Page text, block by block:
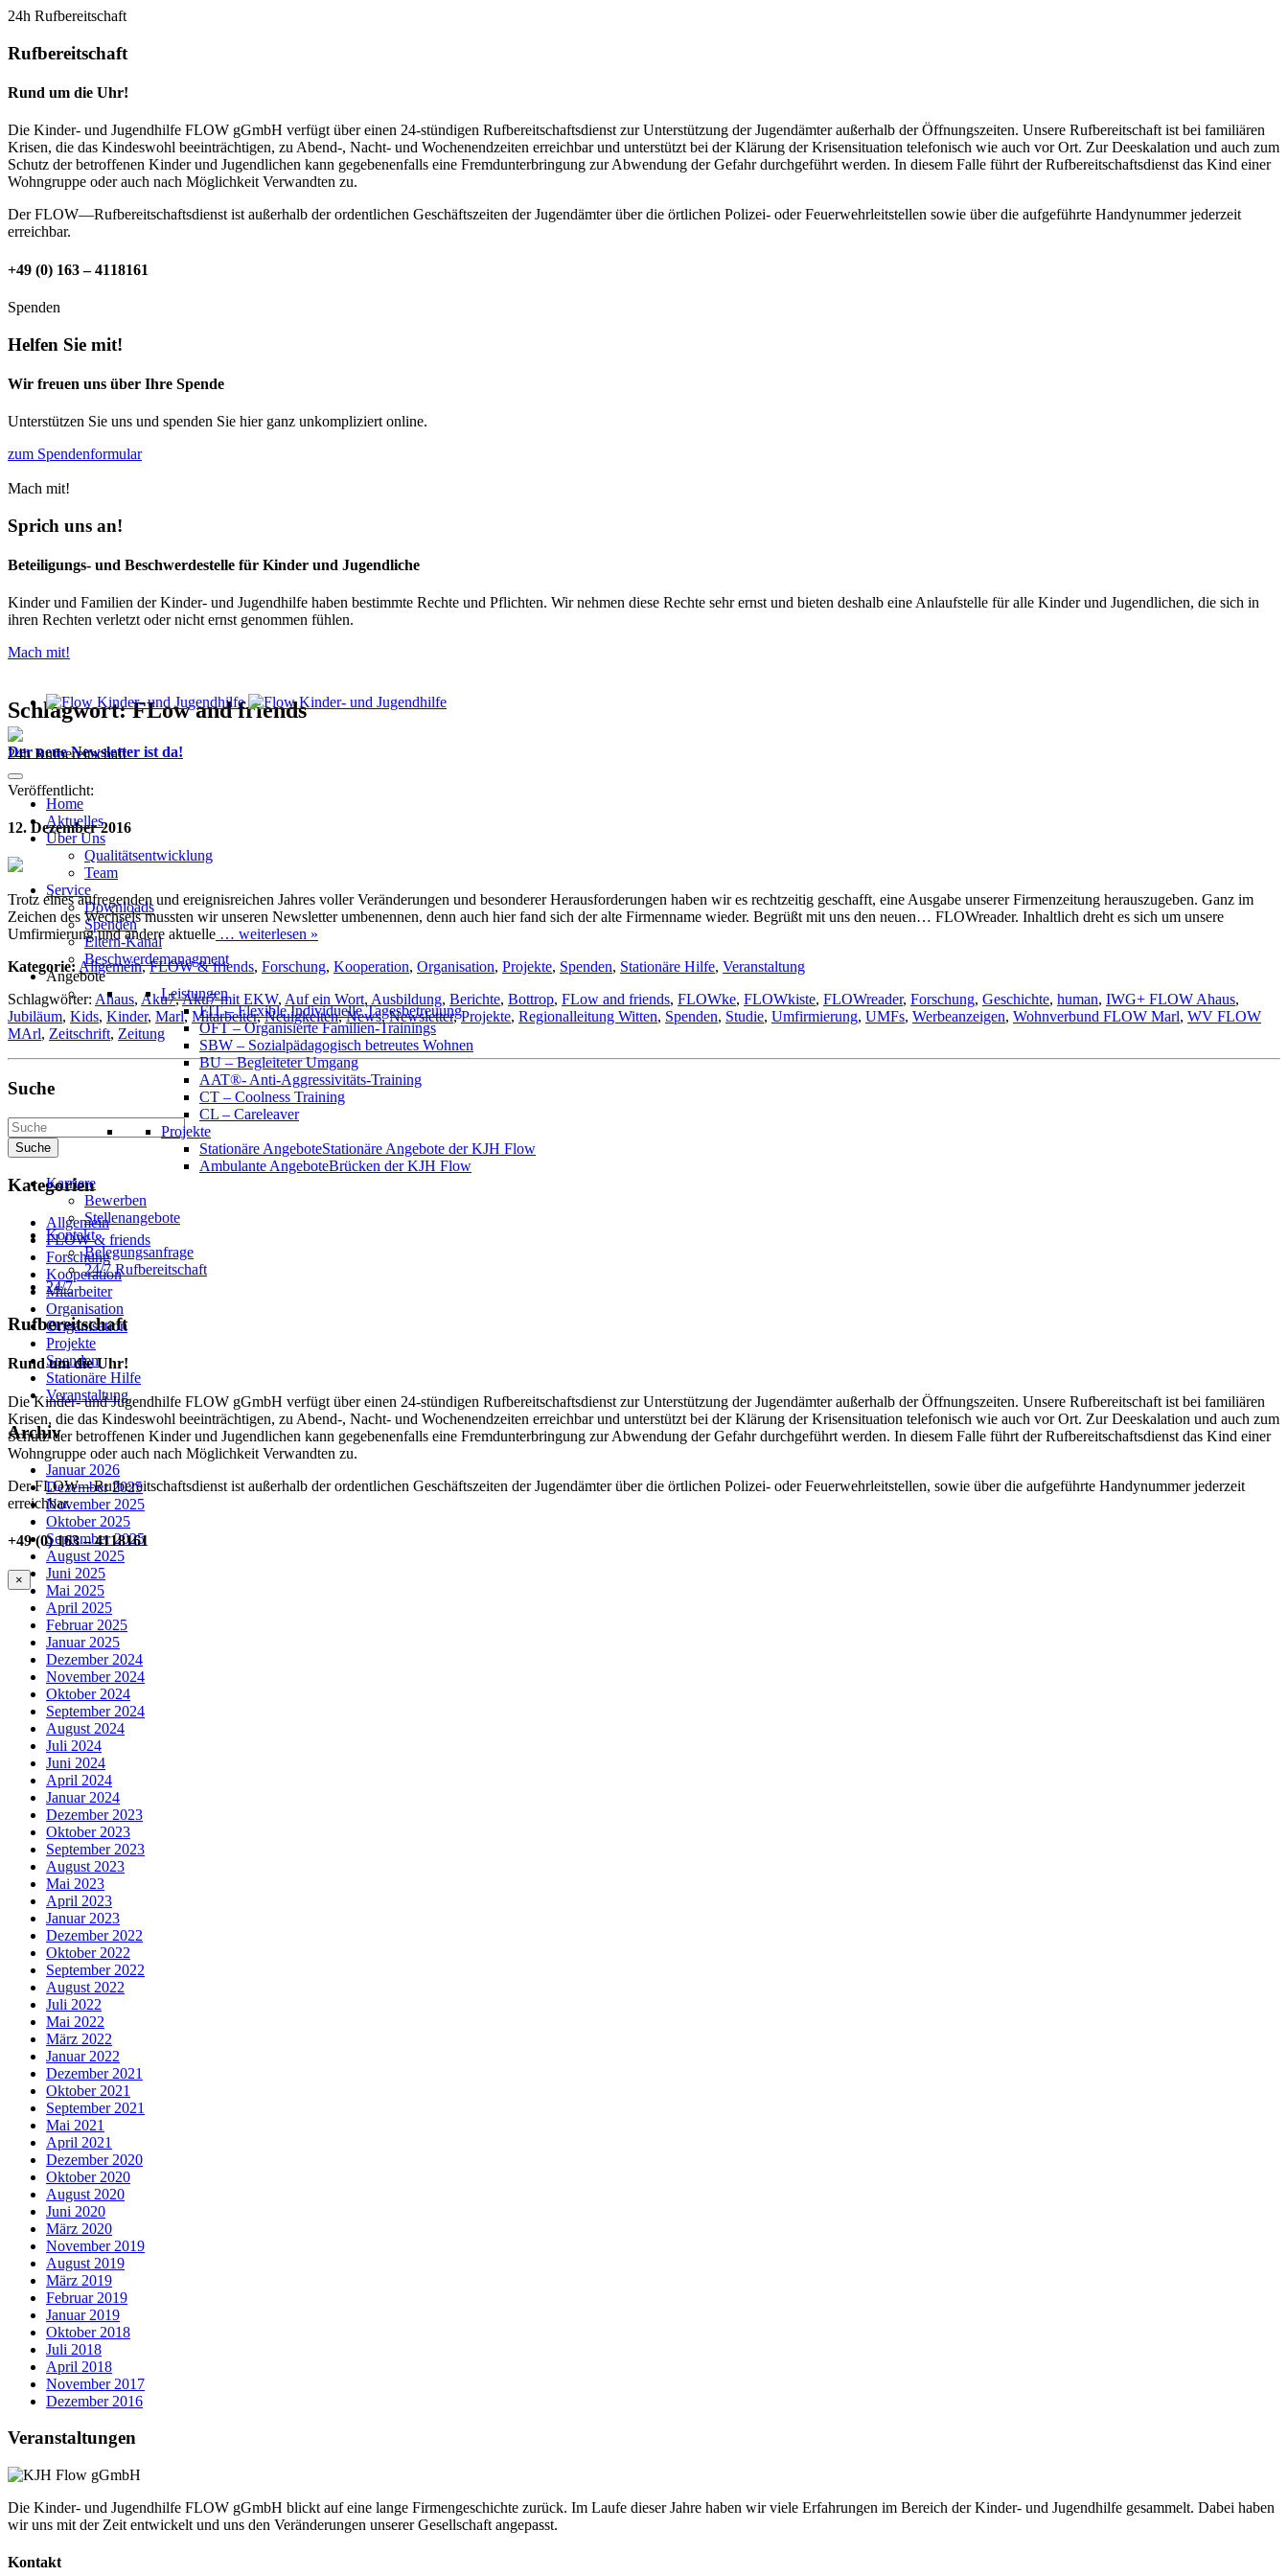
24h Rufbereitschaft
Rufbereitschaft
Rund um die Uhr!
Die Kinder- und Jugendhilfe FLOW gGmbH verfügt über einen 24-stündigen Rufbereitschaftsdienst zur Unterstützung der Jugendämter außerhalb der Öffnungszeiten. Unsere Rufbereitschaft ist bei familiären
Krisen, die das Kindeswohl beeinträchtigen, zu Abend-, Nacht- und Wochenendzeiten erreichbar und unterstützt bei der Klärung der Krisensituation telefonisch wie auch vor Ort. Zur Deeskalation und auch zum
Schutz der betroffenen Kinder und Jugendlichen kann gegebenenfalls eine Fremdunterbringung zur Abwendung der Gefahr durchgeführt werden. In diesem Falle führt der Rufbereitschaftsdienst das Kind einer
Wohngruppe oder auch nach Möglichkeit Verwandten zu.
Der FLOW—Rufbereitschaftsdienst ist außerhalb der ordentlichen Geschäftszeiten der Jugendämter über die örtlichen Polizei- oder Feuerwehrleitstellen sowie über die aufgeführte Handynummer jederzeit
erreichbar.
+49 (0) 163 – 4118161
Spenden
Helfen Sie mit!
Wir freuen uns über Ihre Spende
Unterstützen Sie uns und spenden Sie hier ganz unkompliziert online.
zum Spendenformular
Mach mit!
Sprich uns an!
Beteiligungs- und Beschwerdestelle für Kinder und Jugendliche
Kinder und Familien der Kinder- und Jugendhilfe haben bestimmte Rechte und Pflichten. Wir nehmen diese Rechte sehr ernst und bieten deshalb eine Anlaufstelle für alle Kinder und Jugendlichen, die sich in
ihren Rechten verletzt oder nicht ernst genommen fühlen.
Mach mit!
24h Rufbereitschaft
Home
Aktuelles
Über Uns
Qualitätsentwicklung
Team
Service
Downloads
Spenden
Eltern-Kanal
Beschwerdemanagment
Angebote
Leistungen
FIT – Flexible Individuelle Tagesbetreuung
OFT – Organisierte Familien-Trainings
SBW – Sozialpädagogisch betreutes Wohnen
BU – Begleiteter Umgang
AAT®- Anti-Aggressivitäts-Training
CT – Coolness Training
CL – Careleaver
Projekte
Stationäre AngeboteStationäre Angebote der KJH Flow
Ambulante AngeboteBrücken der KJH Flow
Karriere
Bewerben
Stellenangebote
Kontakt
Belegungsanfrage
24/7 Rufbereitschaft
24/7
Rufbereitschaft
Rund um die Uhr!
Die Kinder- und Jugendhilfe FLOW gGmbH verfügt über einen 24-stündigen Rufbereitschaftsdienst zur Unterstützung der Jugendämter außerhalb der Öffnungszeiten. Unsere Rufbereitschaft ist bei familiären
Krisen, die das Kindeswohl beeinträchtigen, zu Abend-, Nacht- und Wochenendzeiten erreichbar und unterstützt bei der Klärung der Krisensituation telefonisch wie auch vor Ort. Zur Deeskalation und auch zum
Schutz der betroffenen Kinder und Jugendlichen kann gegebenenfalls eine Fremdunterbringung zur Abwendung der Gefahr durchgeführt werden. In diesem Falle führt der Rufbereitschaftsdienst das Kind einer
Wohngruppe oder auch nach Möglichkeit Verwandten zu.
Der FLOW—Rufbereitschaftsdienst ist außerhalb der ordentlichen Geschäftszeiten der Jugendämter über die örtlichen Polizei- oder Feuerwehrleitstellen, sowie über die aufgeführte Handynummer jederzeit
erreichbar.
+49 (0) 163 – 4118161
×
Schlagwort:FLow and friends
Der neue Newsletter ist da!
Veröffentlicht:
12. Dezember 2016
Trotz eines aufregenden und ereignisreichen Jahres voller Veränderungen und besonderer Herausforderungen haben wir es rechtzeitig geschafft, eine Ausgabe unserer Firmenzeitung herauszugeben. Ganz im
Zeichen des Wechsels mussten wir unseren Newsletter umbenennen, denn auch hier fand sich der alte Firmenname wieder. Begrüßt mit uns den neuen… FLOWreader. Inhaltlich dreht es sich um unsere
Umfirmierung und andere aktuelle … weiterlesen »
Kategorie: Allgemein,FLOW & friends, Forschung, Kooperation, Organisation, Projekte, Spenden, Stationäre Hilfe, Veranstaltung
Schlagwörter: Ahaus, Aku7,Aku7 mit EKW, Auf ein Wort, Ausbildung, Berichte, Bottrop, FLow and friends, FLOWke, FLOWkiste, FLOWreader, Forschung, Geschichte, human, IWG+ FLOW Ahaus,
Jubiläum, Kids, Kinder, Marl,Mitarbeiter,Neuigkeiten,News,Newsletter,Projekte, Regionalleitung Witten, Spenden, Studie, Umfirmierung, UMFs, Werbeanzeigen, Wohnverbund FLOW Marl, WV FLOW
MArl, Zeitschrift, Zeitung
Suche
Kategorien
Allgemein
FLOW & friends
Forschung
Kooperation
Mitarbeiter
Organisation
Origanisation
Projekte
Spenden
Stationäre Hilfe
Veranstaltung
Archiv
Januar 2026
Dezember 2025
November 2025
Oktober 2025
September 2025
August 2025
Juni 2025
Mai 2025
April 2025
Februar 2025
Januar 2025
Dezember 2024
November 2024
Oktober 2024
September 2024
August 2024
Juli 2024
Juni 2024
April 2024
Januar 2024
Dezember 2023
Oktober 2023
September 2023
August 2023
Mai 2023
April 2023
Januar 2023
Dezember 2022
Oktober 2022
September 2022
August 2022
Juli 2022
Mai 2022
März 2022
Januar 2022
Dezember 2021
Oktober 2021
September 2021
Mai 2021
April 2021
Dezember 2020
Oktober 2020
August 2020
Juni 2020
März 2020
November 2019
August 2019
März 2019
Februar 2019
Januar 2019
Oktober 2018
Juli 2018
April 2018
November 2017
Dezember 2016
Veranstaltungen
Die Kinder- und Jugendhilfe FLOW gGmbH blickt auf eine lange Firmengeschichte zurück. Im Laufe dieser Jahre haben wir viele Erfahrungen im Bereich der Kinder- und Jugendhilfe gesammelt. Dabei haben
wir uns mit der Zeit entwickelt und uns den Veränderungen unserer Gesellschaft angepasst.
Kontakt